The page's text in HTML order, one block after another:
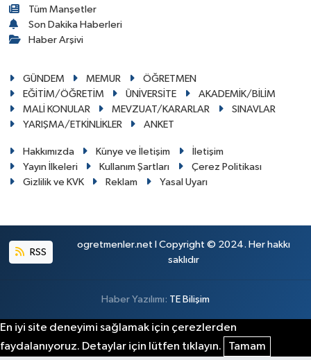
Tüm Manşetler
Son Dakika Haberleri
Haber Arşivi
GÜNDEM MEMUR
ÖĞRETMEN
EĞİTİM/ÖĞRETİM
ÜNİVERSİTE
AKADEMİK/BİLİM
MALİ KONULAR
MEVZUAT/KARARLAR
SINAVLAR
YARIŞMA/ETKİNLİKLER
ANKET
Hakkımızda Künye ve İletişim
İletişim
Yayın İlkeleri
Kullanım Şartları
Çerez Politikası
Gizlilik ve KVK
Reklam Yasal Uyarı
RSS
ogretmenler.net I Copyright © 2024. Her hakkı
saklıdır
Haber Yazılımı: TE Bilişim
En iyi site deneyimi sağlamak için çerezlerden
faydalanıyoruz. Detaylar için lütfen tıklayın.
Tamam